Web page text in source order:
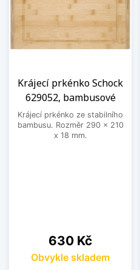
Krájecí prkénko Schock
629052, bambusové
Krájecí prkénko ze stabilního
bambusu. Rozměr 290 x 210
x 18 mm.
Cena
630 Kč
Obvykle skladem